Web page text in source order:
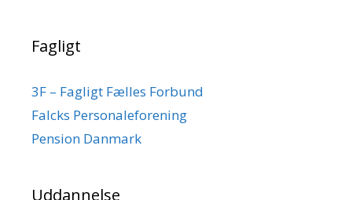
Fagligt
3F – Fagligt Fælles Forbund
Falcks Personaleforening
Pension Danmark
Uddannelse